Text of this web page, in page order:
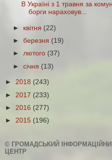
В Україні з 1 травня за
борги нараховув...
► квітня (22)
►березня (19)
►лютого (37)
►січня (13)
► 2018 (243)
► 2017 (233)
► 2016 (277)
► 2015 (196)
© ГРОМАДСЬКИЙ
ЦЕНТР